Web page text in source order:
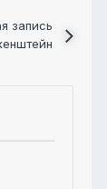
запись